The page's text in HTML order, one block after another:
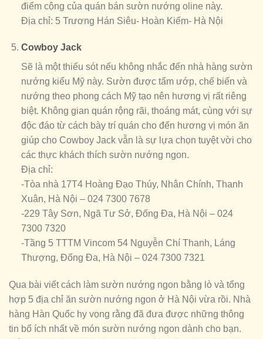
điểm cộng của quán bán sườn nướng oline này.
Địa chỉ: 5 Trương Hán Siêu- Hoàn Kiếm- Hà Nội
Cowboy Jack
Sẽ là một thiếu sót nếu không nhắc đến nhà hàng sườn
nướng kiểu Mỹ này. Sườn được tẩm ướp, chế biến và
nướng theo phong cách Mỹ tạo nên hương vị rất riêng
biệt. Không gian quán rộng rãi, thoáng mát, cùng với sự
độc đáo từ cách bày trí quán cho đến hương vị món ăn
giúp cho Cowboy Jack vẫn là sự lựa chọn tuyệt vời cho
các thực khách thích sườn nướng ngon.
Địa chỉ:
-Tòa nhà 17T4 Hoàng Đạo Thúy, Nhân Chính, Thanh
Xuân, Hà Nội – 024 7300 7678
-229 Tây Sơn, Ngã Tư Sở, Đống Đa, Hà Nội – 024
7300 7320
-Tầng 5 TTTM Vincom 54 Nguyễn Chí Thanh, Láng
Thượng, Đống Đa, Hà Nội – 024 7300 7321
Qua bài viết cách làm sườn nướng ngon bằng lò và tổng
hợp 5 địa chỉ ăn sườn nướng ngon ở Hà Nội vừa rồi. Nhà
hàng Hàn Quốc hy vọng rằng đã đưa được những thông
tin bổ ích nhất về món sườn nướng ngon dành cho bạn.